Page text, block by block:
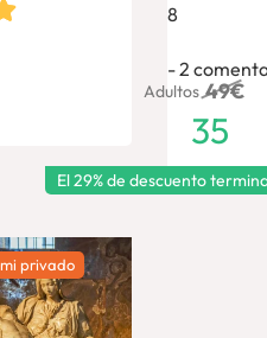
8
2
Adultos 49€
35
El 29% de descuento
privado